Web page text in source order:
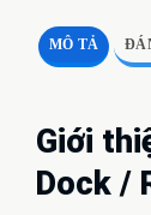
MÔ TẢ
Giới
Dock /